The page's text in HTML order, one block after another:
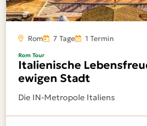
Rom 7 Tage 1 Termin
Rom Tour
Italienische
ewigen Stadt
Die IN-Metropole Italiens